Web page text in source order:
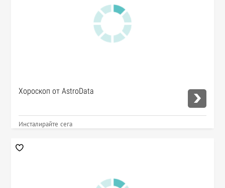
Хороскоп от AstroData
Инсталирайте сега